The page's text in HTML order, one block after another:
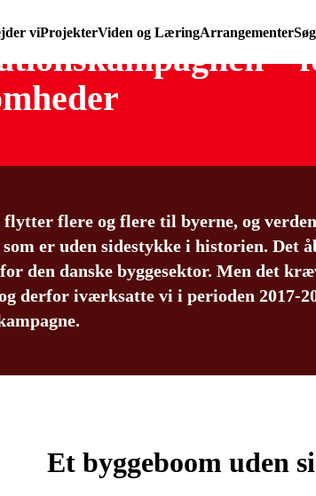
viProjekterViden og LæringArrangementer
–
flytter flere og flere til byerne, og
som er uden sidestykke i historien. Det
den danske byggesektor. Men det
derfor iværksatte vi i perioden 2017-
Et byggeboom uden